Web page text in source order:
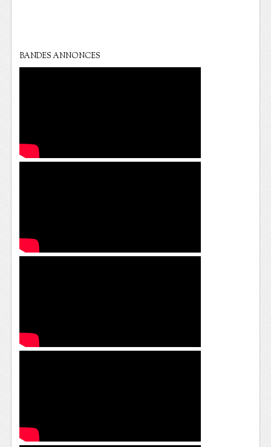
BANDES ANNONCES